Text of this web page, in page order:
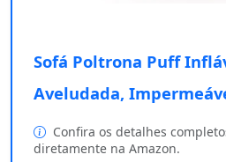
Sofá Poltrona Puff
Aveludada,
Confira os detalhes
diretamente na Amazon.